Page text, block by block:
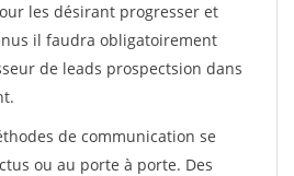
les désirant progresser et
il faudra obligatoirement
de leads prospectsion dans
de communication se
ou au porte à porte. Des